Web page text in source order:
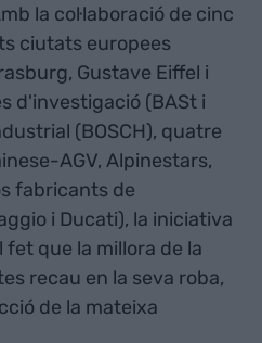
la col·laboració de cinc
ciutats europees
Gustave Eiffel i
d'investigació (BASt i
(BOSCH), quatre
AGV, Alpinestars,
fabricants de
i Ducati), la iniciativa
que la millora de la
recau en la seva roba,
de la mateixa